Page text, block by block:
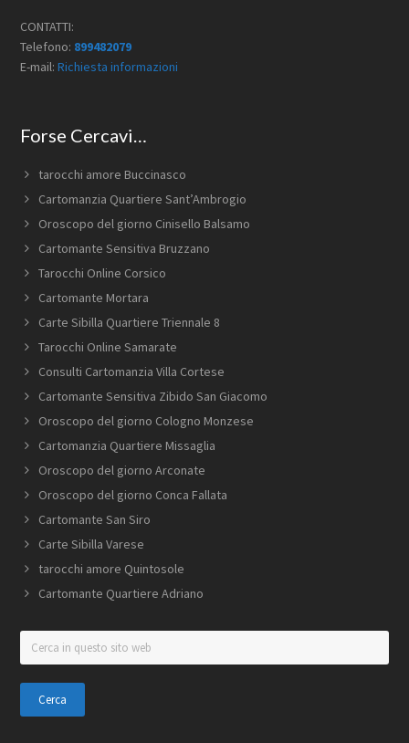
CONTATTI:
Telefono: 899482079
E-mail:Richiesta informazioni
Forse Cercavi…
tarocchi amore Buccinasco
Cartomanzia Quartiere Sant’Ambrogio
Oroscopo del giorno Cinisello Balsamo
Cartomante Sensitiva Bruzzano
Tarocchi Online Corsico
Cartomante Mortara
Carte Sibilla Quartiere Triennale 8
Tarocchi Online Samarate
Consulti Cartomanzia Villa Cortese
Cartomante Sensitiva Zibido San Giacomo
Oroscopo del giorno Cologno Monzese
Cartomanzia Quartiere Missaglia
Oroscopo del giorno Arconate
Oroscopo del giorno Conca Fallata
Cartomante San Siro
Carte Sibilla Varese
tarocchi amore Quintosole
Cartomante Quartiere Adriano
Cerca
in
questo
sito
web